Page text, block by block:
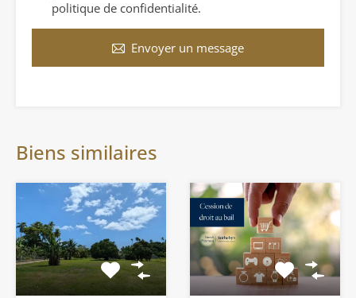
politique de confidentialité.
Envoyer un message
Biens similaires